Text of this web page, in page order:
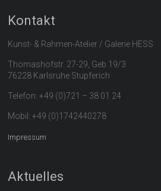
Kontakt
Kunst- & Rahmen-Atelier / Galerie HESS
Thomashofstr. 27-29, Geb.19/3
76228 Karlsruhe Stupferich
Telefon: +49 (0)721 – 38 01 24
Mobil: +49 (0)1742440278
Impressum
Aktuelles